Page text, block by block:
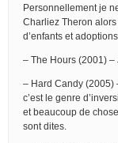
Personnellement je
Charliez Theron alors
d’enfants et
– The Hours (2001) –
– Hard Candy (2005)
c’est le genre
et beaucoup de
sont dites.